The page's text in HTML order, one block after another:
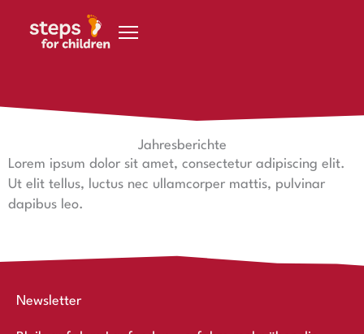
Jahresberichte
Lorem ipsum dolor sit amet, consectetur adipiscing elit.
Ut elit tellus, luctus nec ullamcorper mattis, pulvinar
dapibus leo.
Newsletter